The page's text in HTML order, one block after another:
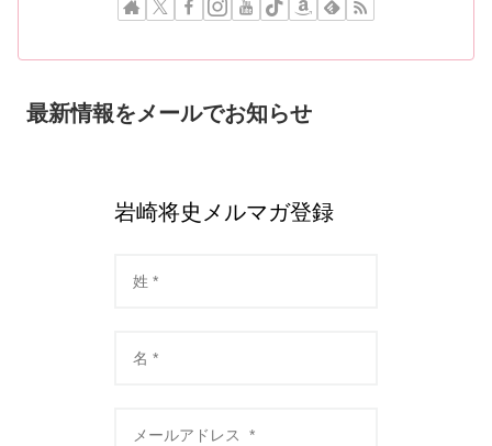
最新情報をメールでお知らせ
岩崎将史メルマガ登録